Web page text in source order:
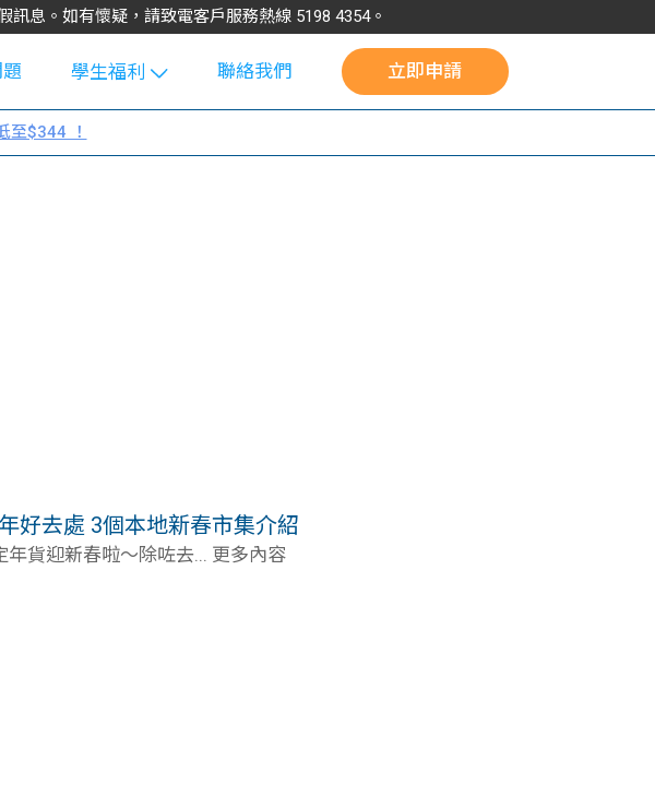
訊息。如有懷疑，請致電客戶服務熱線 5198 4354。
學生福利
uFinance 校
園贊助
聯絡我們 立即申請
至$344 ！
好去處 3個本地新春市集介紹
年貨迎新春啦～除咗去... 更多內容